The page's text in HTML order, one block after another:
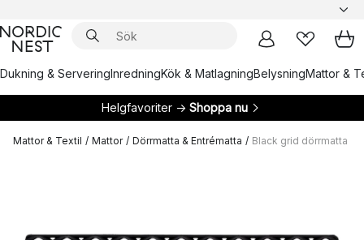
Dukning & ServeringInredningKök & MatlagningBelysningMattor &
Helgfavoriter → Shoppa nu
Mattor & Textil / Mattor / Dörrmatta & Entrématta / Black grid dörrmatta